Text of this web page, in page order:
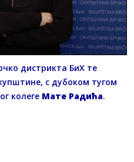
дистрикта БиХ те
с дубоком тугом
колеге Мате Радића.